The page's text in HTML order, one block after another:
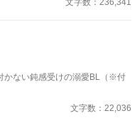
、“土”の信奉者達が暗躍する 意
タジー
文字数：236,341
かない鈍感受けの溺愛BL（※付
文字数：22,036